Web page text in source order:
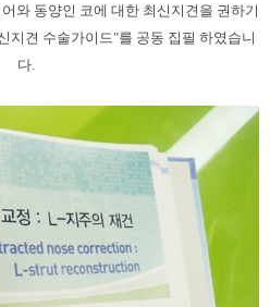
와 동양인 코에 대한 최신지견을 권하기
지견 수술가이드"를 공동 집필 하였습니
다.